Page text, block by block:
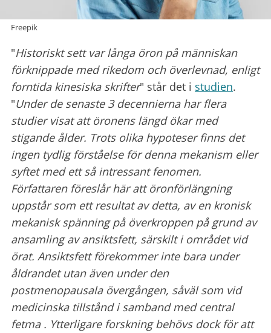
Freepik
"Historiskt sett var långa öron på människan
förknippade med rikedom och överlevnad, enligt
forntida kinesiska skrifter" står det i studien.
"Under de senaste 3 decennierna har flera
studier visat att öronens längd ökar med
stigande ålder. Trots olika hypoteser finns det
ingen tydlig förståelse för denna mekanism eller
syftet med ett så intressant fenomen.
Författaren föreslår här att öronförlängning
uppstår som ett resultat av detta, av en kronisk
mekanisk spänning på överkroppen på grund av
ansamling av ansiktsfett, särskilt i området vid
örat. Ansiktsfett förekommer inte bara under
åldrandet utan även under den
postmenopausala övergången, såväl som vid
medicinska tillstånd i samband med central
fetma . Ytterligare forskning behövs dock för att